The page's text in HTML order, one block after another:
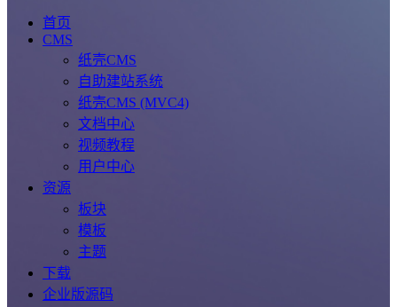
首页
CMS
纸壳CMS
自助建站系统
纸壳CMS (MVC4)
文档中心
视频教程
用户中心
资源
板块
模板
主题
下载
企业版源码